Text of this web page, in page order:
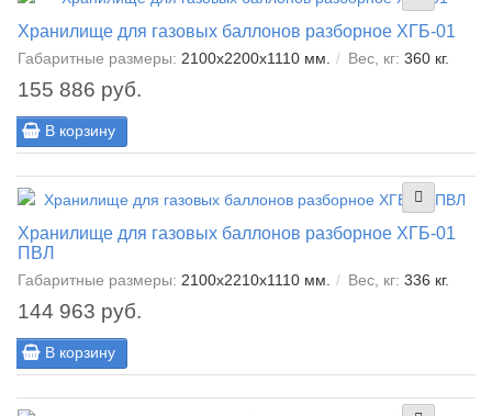
Хранилище для газовых баллонов разборное ХГБ-01
Габаритные размеры: 2100x2200x1110 мм. Вес, кг: 360 кг.
155 886 руб.
В корзину
Хранилище для газовых баллонов разборное ХГБ-01
ПВЛ
Габаритные размеры: 2100х2210х1110 мм. Вес, кг: 336 кг.
144 963 руб.
В корзину